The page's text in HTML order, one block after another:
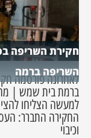
חקירת השריפה
השריפה ברמה
לאחרונה פורסמה
ברמת בית שמש | מה
למעשה הצליחו
החקירה התברר:
וכיבוי